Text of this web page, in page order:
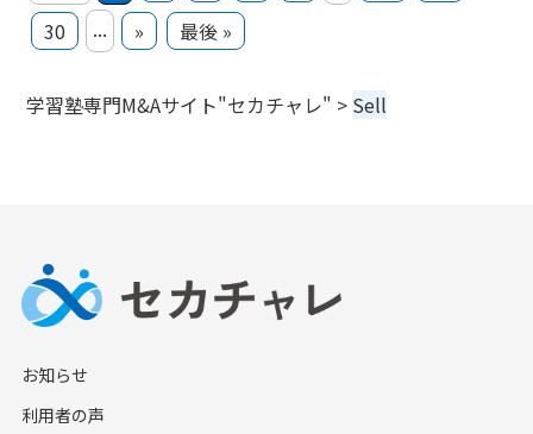
30
... » 最後 »
学習塾専門M&Aサイト"セカチャレ" > Sell
お知らせ
利用者の声